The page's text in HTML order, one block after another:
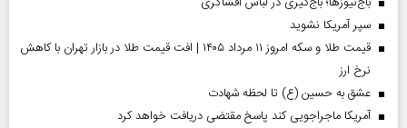
سپر آمریکا نشوید
قیمت طلا و سکه امروز ۱۱ مرداد ۱۴۰۵ | افت قیمت طلا در بازار تهران با کاهش
نرخ ارز
عشق به حسین (ع) تا لحظه شهادت
آمریکا ماجراجویی کند پاسخ مقتضی دریافت خواهد کرد